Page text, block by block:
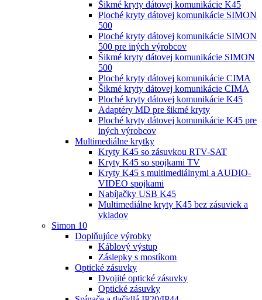
Šikmé kryty dátovej komunikácie K45
Ploché kryty dátovej komunikácie SIMON
500
Ploché kryty dátovej komunikácie SIMON
500 pre iných výrobcov
Šikmé kryty dátovej komunikácie SIMON
500
Ploché kryty dátovej komunikácie CIMA
Šikmé kryty dátovej komunikácie CIMA
Ploché kryty dátovej komunikácie K45
Adaptéry MD pre šikmé kryty
Ploché kryty dátovej komunikácie K45 pre
iných výrobcov
Multimediálne krytky
Kryty K45 so zásuvkou RTV-SAT
Kryty K45 so spojkami TV
Kryty K45 s multimediálnymi a AUDIO-
VIDEO spojkami
Nabíjačky USB K45
Multimediálne kryty K45 bez zásuviek a
vkladov
Simon 10
Doplňujúce výrobky
Káblový výstup
Záslepky s mostíkom
Optické zásuvky
Dvojité optické zásuvky
Optické zásuvky